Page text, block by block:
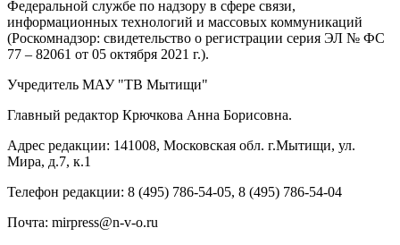
Федеральной службе по надзору в сфере связи,
информационных технологий и массовых коммуникаций
(Роскомнадзор: свидетельство о регистрации серия ЭЛ № ФС
77 – 82061 от 05 октября 2021 г.).
Учредитель МАУ "ТВ Мытищи"
Главный редактор Крючкова Анна Борисовна.
Адрес редакции: 141008, Московская обл. г.Мытищи, ул.
Мира, д.7, к.1
Телефон редакции: 8 (495) 786-54-05, 8 (495) 786-54-04
Почта: mirpress@n-v-o.ru